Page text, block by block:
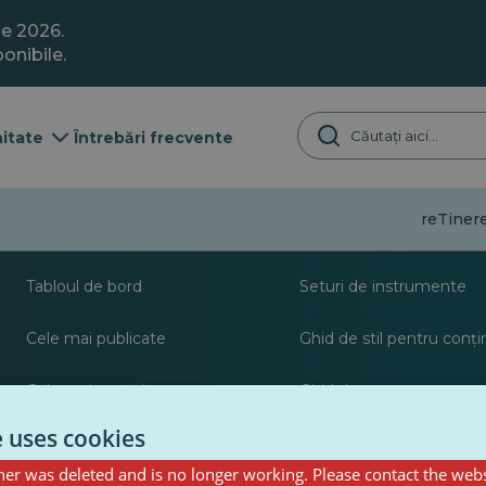
2026.
Întrebări frecvente
Dezinformare
Tabloul de bord
Cele mai publicate
Cele mai urmărite
Seturi de instrumente
Ghid de stil pentru
Ghid de postare pentru
cookies
was deleted and is no longer working. Please contact the